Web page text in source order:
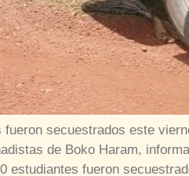
secuestrados este
de Boko Haram,
estudiantes fueron